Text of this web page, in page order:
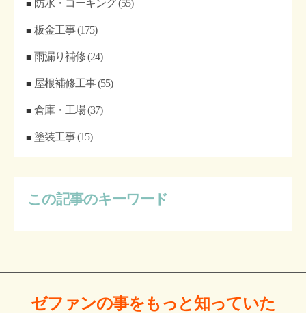
防水・コーキング(55)
板金工事(175)
雨漏り補修(24)
屋根補修工事(55)
倉庫・工場(37)
塗装工事(15)
この記事のキーワード
ゼファンの事をもっと知っていた